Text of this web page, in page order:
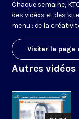
Chaque semaine,
des vidéos et des
menu : de la
Visiter la page
Autres vidéos